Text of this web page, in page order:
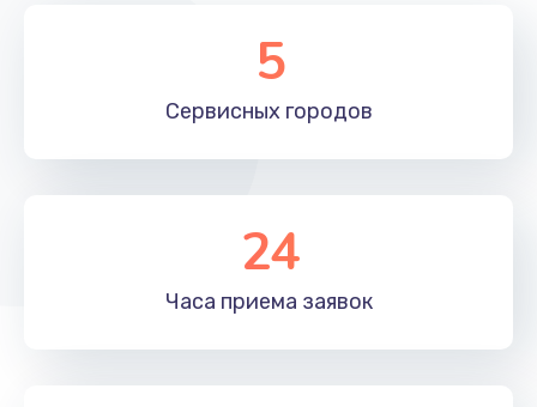
5
Сервисных городов
24
Часа приема заявок